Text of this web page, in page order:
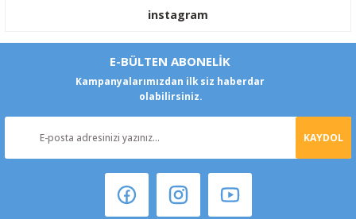
instagram
E-BÜLTEN ABONELİK
Kampanyalarımızdan ilk siz haberdar
olabilirsiniz.
KAYDOL